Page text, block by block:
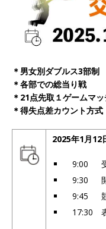
＊男女別ダブルス3部制
＊各部での総当り戦
＊21点先取１ゲームマ
＊得失点差カウント方式
2025年1月12
9:00
9:30
9:45 競
17:30